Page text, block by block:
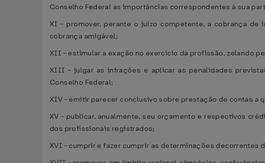
Conselho Federal as importâncias correspondentes à sua
XI - promover, perante o juízo competente, a cobrança de
cobrança amigável;
XII - estimular a exação no exercício da profissão, zelando
XIII - julgar as infrações e aplicar as penalidades
Conselho Federal;
XIV - emitir parecer conclusivo sobre prestação de contas a
XV - publicar, anualmente, seu orçamento e respectivos
dos profissionais registrados;
XVI - cumprir e fazer cumprir as determinações decorrentes